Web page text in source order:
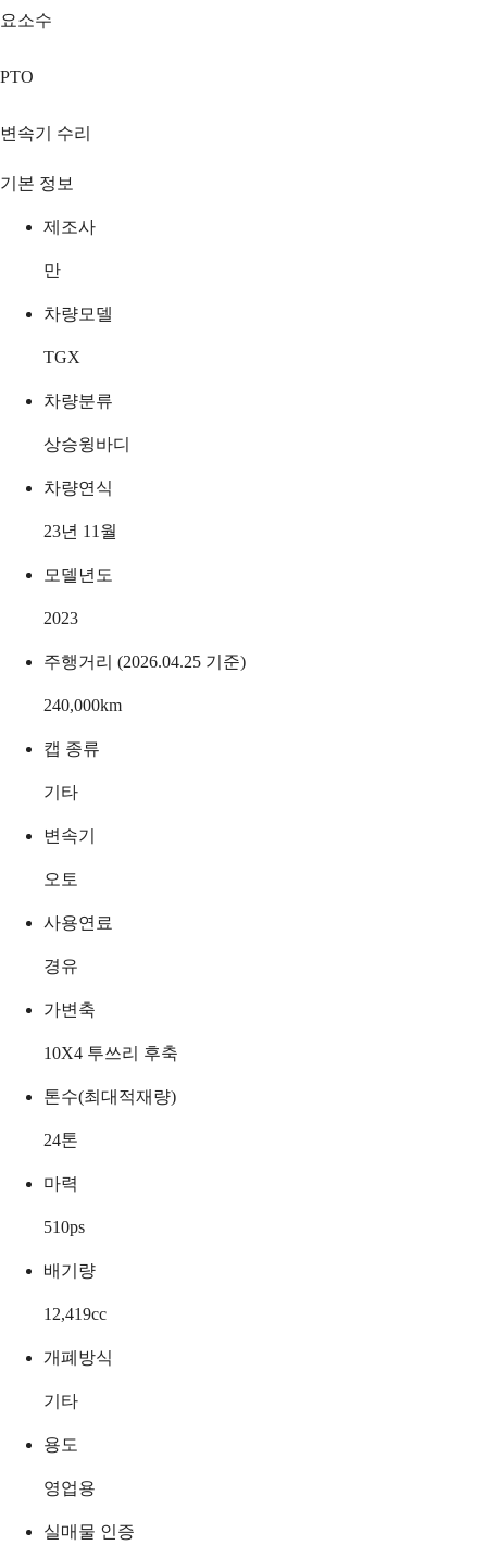
요소수
PTO
변속기 수리
기본 정보
제조사
만
차량모델
TGX
차량분류
상승윙바디
차량연식
23년 11월
모델년도
2023
주행거리 (2026.04.25 기준)
240,000km
캡 종류
기타
변속기
오토
사용연료
경유
가변축
10X4 투쓰리 후축
톤수(최대적재량)
24톤
마력
510ps
배기량
12,419cc
개폐방식
기타
용도
영업용
실매물 인증